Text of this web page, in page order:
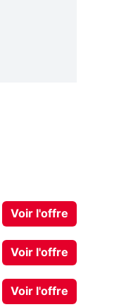
Voir l'offre
Voir l'offre
Voir l'offre